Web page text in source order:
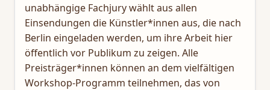
unabhängige Fachjury wählt aus allen
Einsendungen die Künstler*innen aus, die nach
Berlin eingeladen werden, um ihre Arbeit hier
öffentlich vor Publikum zu zeigen. Alle
Preisträger*innen können an dem vielfältigen
Workshop-Programm teilnehmen, das von